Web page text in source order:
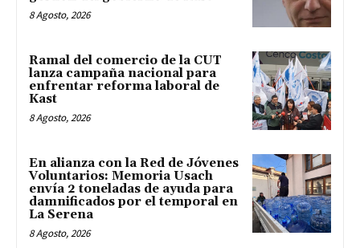
8 Agosto, 2026
Ramal del comercio de la CUT
lanza campaña nacional para
enfrentar reforma laboral de
Kast
8 Agosto, 2026
En alianza con la Red de Jóvenes
Voluntarios: Memoria Usach
envía 2 toneladas de ayuda para
damnificados por el temporal en
La Serena
8 Agosto, 2026